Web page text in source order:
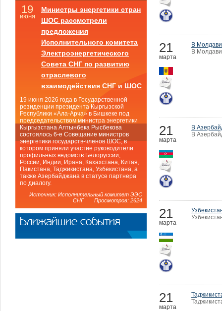
21
марта
В
В
21
марта
В
В
21
марта
21
марта
19
июня
Министры энергетики стран
ШОС рассмотрели
предложения
Исполнительного комитета
Электроэнергетического
Совета СНГ по развитию
отраслевого
взаимодействия СНГ и ШОС
19 июня 2026 года в Государственной
резиденции президента Кыргызской
Республики «Ала-Арча» в Бишкеке под
председательством министра энергетики
Кыргызстана Алтынбека Рысбекова
состоялось 6-е Совещание министров
энергетики государств-членов ШОС, в
котором приняли участие руководители
профильных ведомств Белоруссии,
России, Индии, Ирана, Кахахстана, Китая,
Пакистана, Таджикистана, Узбекистана, а
также Азербайджана в статусе партнера
по диалогу.
Источник: Исполнительный комитет ЭЭС
СНГ Просмотров: 2624
Ближайшие события